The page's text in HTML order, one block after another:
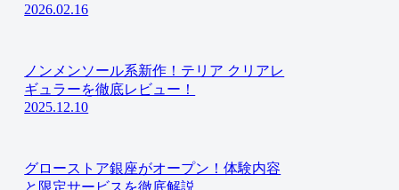
2026.02.16
ノンメンソール系新作！テリア クリアレ
ギュラーを徹底レビュー！
2025.12.10
グローストア銀座がオープン！体験内容
と限定サービスを徹底解説